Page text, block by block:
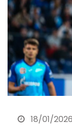
18/01/2026